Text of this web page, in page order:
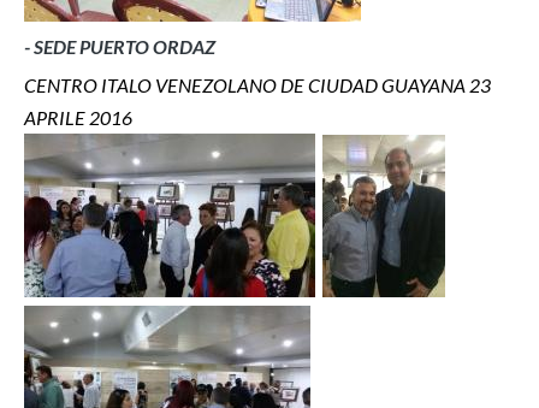
- SEDE PUERTO ORDAZ
CENTRO ITALO VENEZOLANO DE CIUDAD GUAYANA 23
APRILE 2016